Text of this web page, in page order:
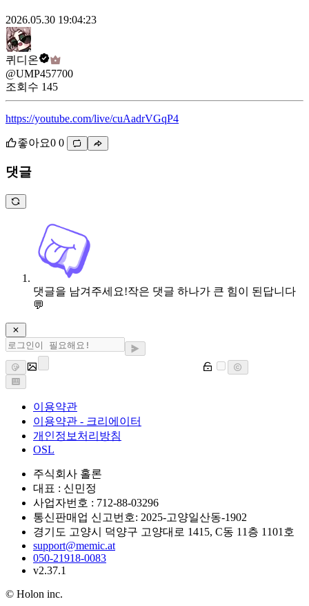
2026.05.30 19:04:23
퀴디온
@UMP457700
조회수 145
https://youtube.com/live/cuAadrVGqP4
좋아요0 0
댓글
댓글을 남겨주세요!작은 댓글 하나가 큰 힘이 된답니다
💬
이용약관
이용약관 - 크리에이터
개인정보처리방침
OSL
주식회사 홀론
대표 : 신민정
사업자번호 : 712-88-03296
통신판매업 신고번호: 2025-고양일산동-1902
경기도 고양시 덕양구 고양대로 1415, C동 11층 1101호
support@memic.at
050-21918-0083
v2.37.1
© Holon inc.